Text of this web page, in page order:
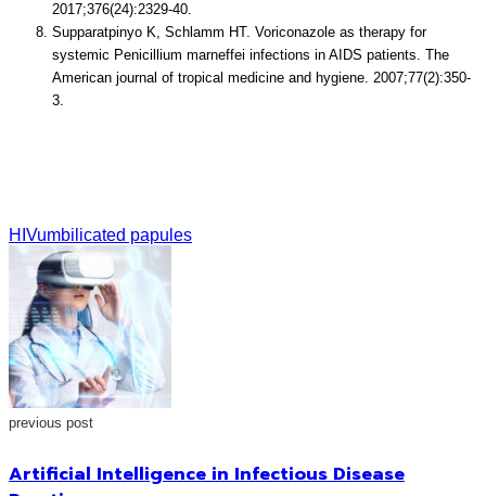
2017;376(24):2329-40.
Supparatpinyo K, Schlamm HT. Voriconazole as therapy for
systemic Penicillium marneffei infections in AIDS patients. The
American journal of tropical medicine and hygiene. 2007;77(2):350-
3.
HIVumbilicated papules
previous post
Artificial Intelligence in Infectious Disease